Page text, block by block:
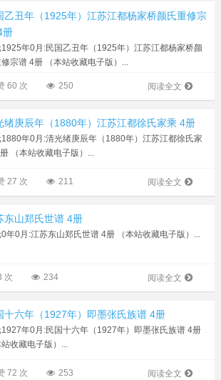
乙丑年（1925年）江苏江都杨家桥颜氏重修宗
册
年0月:民国乙丑年（1925年）江苏江都杨家桥颜
宗谱 4册 （本站收藏电子版）...
阅读全文
60 次 250
绪庚辰年（1880年）江苏江都徐氏家乘 4册
年0月:清光绪庚辰年（1880年）江苏江都徐氏家
（本站收藏电子版）...
阅读全文
27 次 211
东山郑氏世谱 4册
年0月:江苏东山郑氏世谱 4册 （本站收藏电子版）...
阅读全文
次 234
十六年（1927年）即墨张氏族谱 4册
年0月:民国十六年（1927年）即墨张氏族谱 4册
站收藏电子版）...
阅读全文
72 次 253